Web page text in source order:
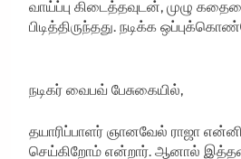
வாய்ப்பு கிடைத்தவுடன், முழு
பிடித்திருந்தது. நடிக்க
நடிகர் வைபவ் பேசுகையில்,
தயாரிப்பாளர் ஞானவேல் ராஜா
செய்கிறோம் என்றார். ஆனால்